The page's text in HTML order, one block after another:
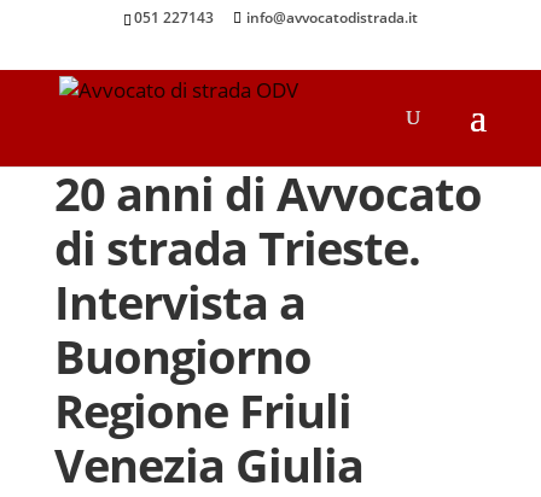
051 227143 info@avvocatodistrada.it
20 anni di Avvocato
di strada Trieste.
Intervista a
Buongiorno
Regione Friuli
Venezia Giulia